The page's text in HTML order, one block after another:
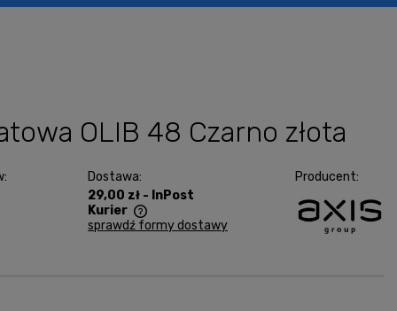
OLIB 48 Czarno złota
Dostawa:
29,00 zł - InPost
Kurier
sprawdź formy dostawy
Producent: